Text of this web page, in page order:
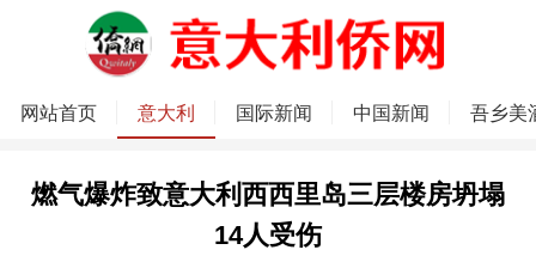
网站首页 意大利 国际新闻 中国新闻 吾乡美
燃气爆炸致意大利西西里岛三层楼房坍塌
14人受伤